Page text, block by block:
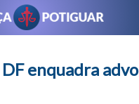
enquadra